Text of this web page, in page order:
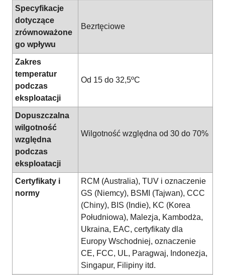
Specyfikacje
dotyczące
zrównoważone
go wpływu
Bezrtęciowe
Zakres
temperatur
podczas
eksploatacji
Od 15 do 32,5ºC
Dopuszczalna
wilgotność
względna
podczas
eksploatacji
Wilgotność względna od 30 do 70%
Certyfikaty i
normy
RCM (Australia), TUV i oznaczenie
GS (Niemcy), BSMI (Tajwan), CCC
(Chiny), BIS (Indie), KC (Korea
Południowa), Malezja, Kambodża,
Ukraina, EAC, certyfikaty dla
Europy Wschodniej, oznaczenie
CE, FCC, UL, Paragwaj, Indonezja,
Singapur, Filipiny itd.